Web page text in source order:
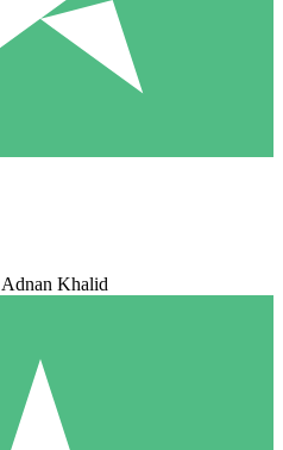
Adnan Khalid